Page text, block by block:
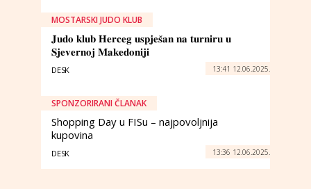
MOSTARSKI JUDO KLUB
𝐉𝐮𝐝𝐨 𝐤𝐥𝐮𝐛 𝐇𝐞𝐫𝐜𝐞𝐠 𝐮𝐬𝐩𝐣𝐞𝐬̌𝐚𝐧 𝐧𝐚 𝐭𝐮𝐫𝐧𝐢𝐫𝐮 𝐮
𝐒𝐣𝐞𝐯𝐞𝐫𝐧𝐨𝐣 𝐌𝐚𝐤𝐞𝐝𝐨𝐧𝐢𝐣𝐢
DESK 13:41 12.06.2025.
SPONZORIRANI ČLANAK
Shopping Day u FISu – najpovoljnija
kupovina
DESK 13:36 12.06.2025.